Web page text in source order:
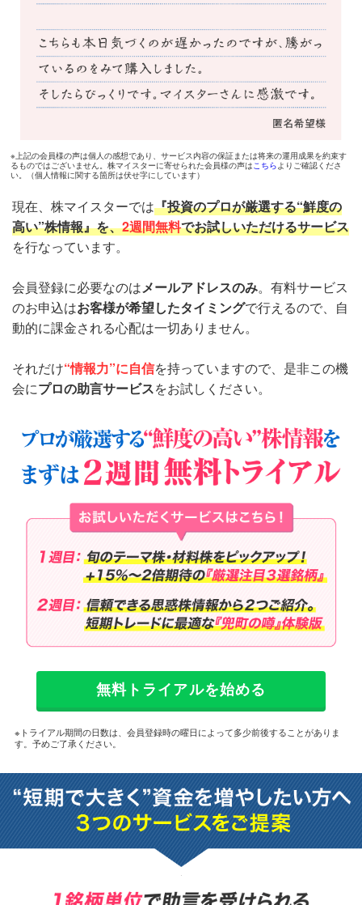
※上記の会員様の声は個人の感想であり、サービス内容の保証または将来の運用成果を約束す
るものではございません。株マイスターに寄せられた会員様の声はこちらよりご確認くださ
い。（個人情報に関する箇所は伏せ字にしています）
現在、株マイスターでは『投資のプロが厳選する“鮮度の
高い”株情報』を、2週間無料でお試しいただけるサービス
を行なっています。
会員登録に必要なのはメールアドレスのみ。有料サービス
のお申込はお客様が希望したタイミングで行えるので、自
動的に課金される心配は一切ありません。
それだけ“情報力”に自信を持っていますので、是非この機
会にプロの助言サービスをお試しください。
無料トライアルを始める
※トライアル期間の日数は、会員登録時の曜日によって多少前後することがありま
す。予めご了承ください。